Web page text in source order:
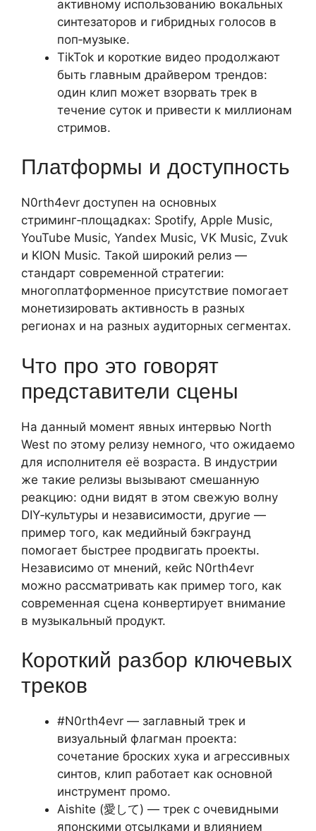
активному использованию вокальных
синтезаторов и гибридных голосов в
поп‑музыке.
TikTok и короткие видео продолжают
быть главным драйвером трендов:
один клип может взорвать трек в
течение суток и привести к миллионам
стримов.
Платформы и доступность
N0rth4evr доступен на основных
стриминг‑площадках: Spotify, Apple Music,
YouTube Music, Yandex Music, VK Music, Zvuk
и KION Music. Такой широкий релиз —
стандарт современной стратегии:
многоплатформенное присутствие помогает
монетизировать активность в разных
регионах и на разных аудиторных сегментах.
Что про это говорят
представители сцены
На данный момент явных интервью North
West по этому релизу немного, что ожидаемо
для исполнителя её возраста. В индустрии
же такие релизы вызывают смешанную
реакцию: одни видят в этом свежую волну
DIY‑культуры и независимости, другие —
пример того, как медийный бэкграунд
помогает быстрее продвигать проекты.
Независимо от мнений, кейс N0rth4evr
можно рассматривать как пример того, как
современная сцена конвертирует внимание
в музыкальный продукт.
Короткий разбор ключевых
треков
#N0rth4evr — заглавный трек и
визуальный флагман проекта:
сочетание броских хука и агрессивных
синтов, клип работает как основной
инструмент промо.
Aishite (愛して) — трек с очевидными
японскими отсылками и влиянием